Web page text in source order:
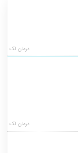
درمان لک
درمان لک